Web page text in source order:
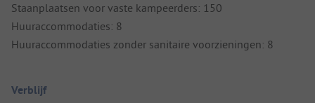
Staanplaatsen voor vaste kampeerders: 150
Huuraccommodaties: 8
Huuraccommodaties zonder sanitaire voorzieningen: 8
Verblijf